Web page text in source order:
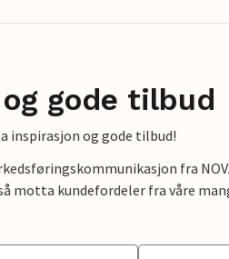
gode tilbud
inspirasjon og gode tilbud!
fra
motta kundefordeler fra våre